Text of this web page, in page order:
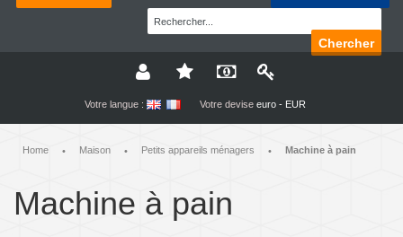
Chercher
Votre langue : Votre devise euro - EUR
Home • Maison • Petits appareils ménagers • Machine à pain
Machine à pain